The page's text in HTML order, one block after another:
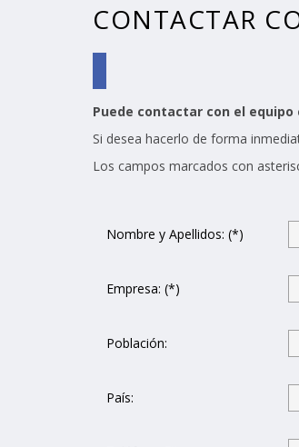
CONTACTAR
Puede contactar con el
Si desea hacerlo de forma
Los campos marcados con
Nombre y Apellidos: (*)
Empresa: (*)
Población:
País: